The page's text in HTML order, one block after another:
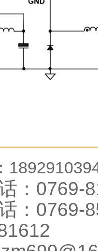
：0769-
0769-